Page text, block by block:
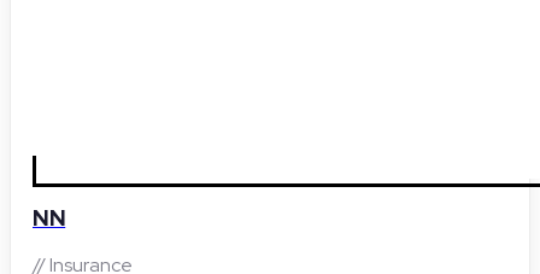
NN
// Insurance